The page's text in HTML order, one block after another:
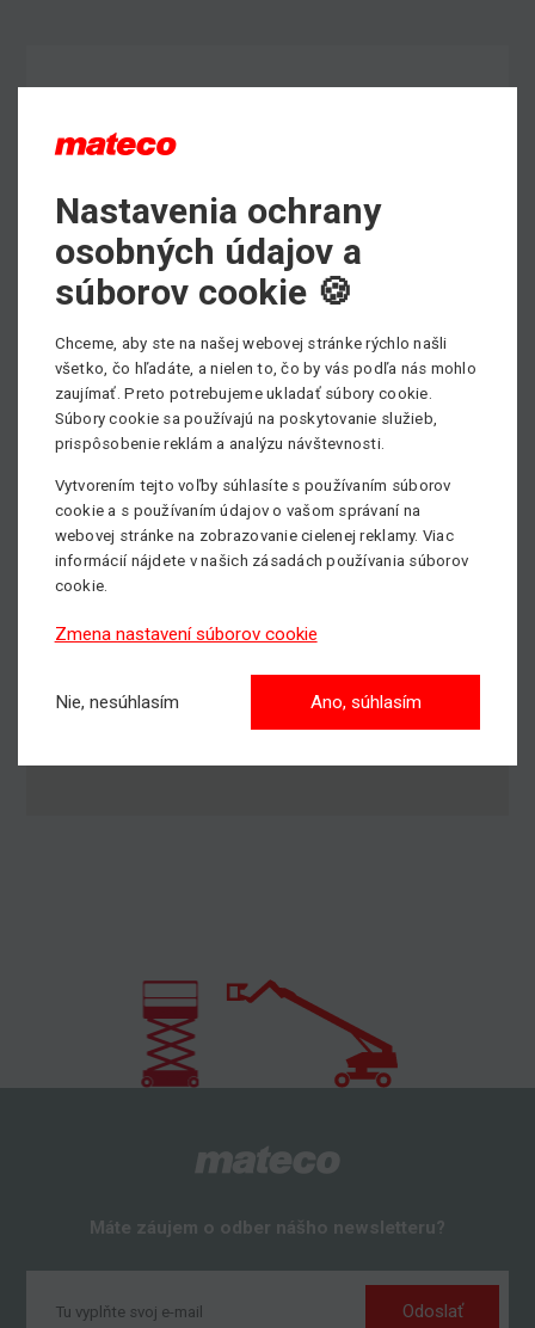
Máte záujem o odber nášho newsletteru?
Odoslať
Nastavenia ochrany
osobných údajov a
súborov cookie 🍪
Chceme, aby ste na našej webovej stránke rýchlo našli
všetko, čo hľadáte, a nielen to, čo by vás podľa nás mohlo
zaujímať. Preto potrebujeme ukladať súbory cookie.
Súbory cookie sa používajú na poskytovanie služieb,
prispôsobenie reklám a analýzu návštevnosti.
Vytvorením tejto voľby súhlasíte s používaním súborov
cookie a s používaním údajov o vašom správaní na
webovej stránke na zobrazovanie cielenej reklamy. Viac
informácií nájdete v našich zásadách používania súborov
cookie.
Zmena nastavení súborov cookie
Nie, nesúhlasím Ano, súhlasím